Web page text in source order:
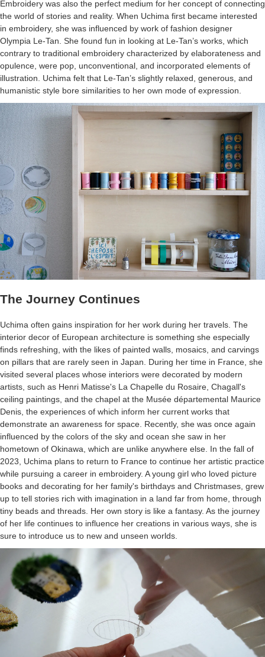
Embroidery was also the perfect medium for her concept of connecting
the world of stories and reality. When Uchima first became interested
in embroidery, she was influenced by work of fashion designer
Olympia Le-Tan. She found fun in looking at Le-Tan’s works, which
contrary to traditional embroidery characterized by elaborateness and
opulence, were pop, unconventional, and incorporated elements of
illustration. Uchima felt that Le-Tan’s slightly relaxed, generous, and
humanistic style bore similarities to her own mode of expression.
The Journey Continues
Uchima often gains inspiration for her work during her travels. The
interior decor of European architecture is something she especially
finds refreshing, with the likes of painted walls, mosaics, and carvings
on pillars that are rarely seen in Japan. During her time in France, she
visited several places whose interiors were decorated by modern
artists, such as Henri Matisse's La Chapelle du Rosaire, Chagall's
ceiling paintings, and the chapel at the Musée départemental Maurice
Denis, the experiences of which inform her current works that
demonstrate an awareness for space. Recently, she was once again
influenced by the colors of the sky and ocean she saw in her
hometown of Okinawa, which are unlike anywhere else. In the fall of
2023, Uchima plans to return to France to continue her artistic practice
while pursuing a career in embroidery. A young girl who loved picture
books and decorating for her family's birthdays and Christmases, grew
up to tell stories rich with imagination in a land far from home, through
tiny beads and threads. Her own story is like a fantasy. As the journey
of her life continues to influence her creations in various ways, she is
sure to introduce us to new and unseen worlds.